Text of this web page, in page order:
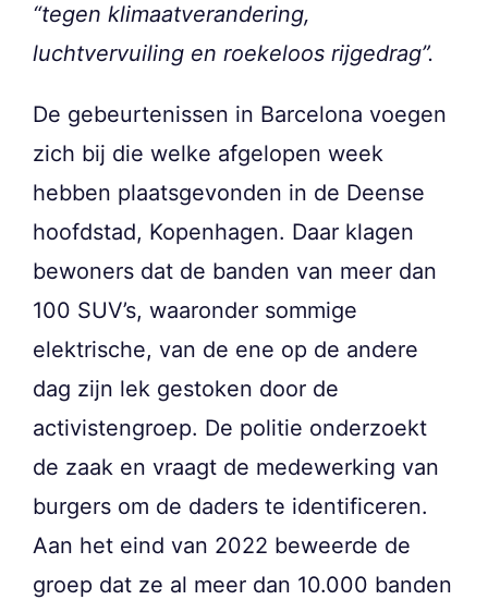
“tegen klimaatverandering,
luchtvervuiling en roekeloos rijgedrag”.
De gebeurtenissen in Barcelona voegen
zich bij die welke afgelopen week
hebben plaatsgevonden in de Deense
hoofdstad, Kopenhagen. Daar klagen
bewoners dat de banden van meer dan
100 SUV’s, waaronder sommige
elektrische, van de ene op de andere
dag zijn lek gestoken door de
activistengroep. De politie onderzoekt
de zaak en vraagt de medewerking van
burgers om de daders te identificeren.
Aan het eind van 2022 beweerde de
groep dat ze al meer dan 10.000 banden